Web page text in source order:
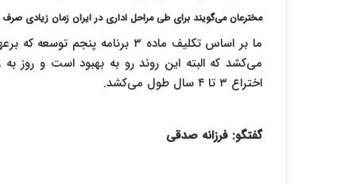
مخترعان می‌گویند برای طی مراحل اداری در ایران زمان زیادی
می‌کشد که البته این روند رو به بهبود است و روز
اختراع ۳ تا ۴ سال طول می‌کشد.
گفتگو: فرزانه صدقی